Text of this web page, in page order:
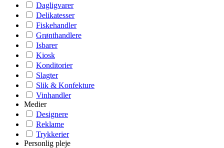
Dagligvarer
Delikatesser
Fiskehandler
Grønthandlere
Isbarer
Kiosk
Konditorier
Slagter
Slik & Konfekture
Vinhandler
Medier
Designere
Reklame
Trykkerier
Personlig pleje